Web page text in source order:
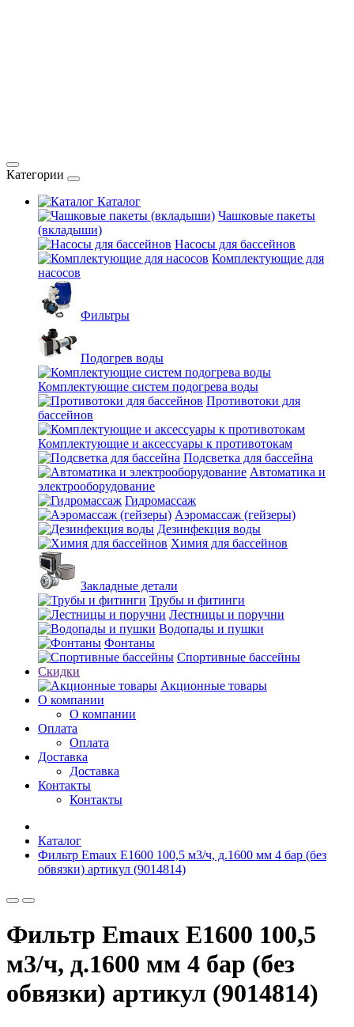
Категории
Каталог
Чашковые пакеты
(вкладыши)
Насосы для бассейнов
Комплектующие для
насосов
Фильтры
Подогрев воды
Комплектующие систем подогрева воды
Противотоки для
бассейнов
Комплектующие и аксессуары к противотокам
Подсветка для бассейна
Автоматика и
электрооборудование
Гидромассаж
Аэромассаж (гейзеры)
Дезинфекция воды
Химия для бассейнов
Закладные детали
Трубы и фитинги
Лестницы и поручни
Водопады и пушки
Фонтаны
Спортивные бассейны
Скидки
Акционные товары
О компании
О компании
Оплата
Оплата
Доставка
Доставка
Контакты
Контакты
Каталог
Фильтр Emaux E1600 100,5 м3/ч, д.1600 мм 4 бар (без
обвязки) артикул (9014814)
Фильтр Emaux E1600 100,5
м3/ч, д.1600 мм 4 бар (без
обвязки) артикул (9014814)